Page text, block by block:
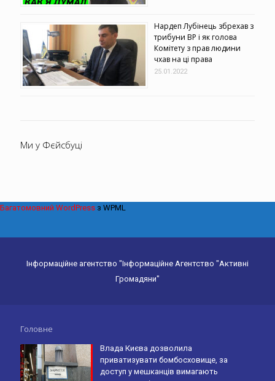
Нардеп Лубінець збрехав з
трибуни ВР і як голова
Комітету з прав людини
чхав на ці права
25.01.2022
Ми у Фєйсбуці
Інформаційне агентство "Інформаційне Агентство "Активні
Громадяни"
Головне
Влада Києва дозволила
приватизувати бомбосховище, за
доступ у мешканців вимагають
Багатомовний WordPress з WPML